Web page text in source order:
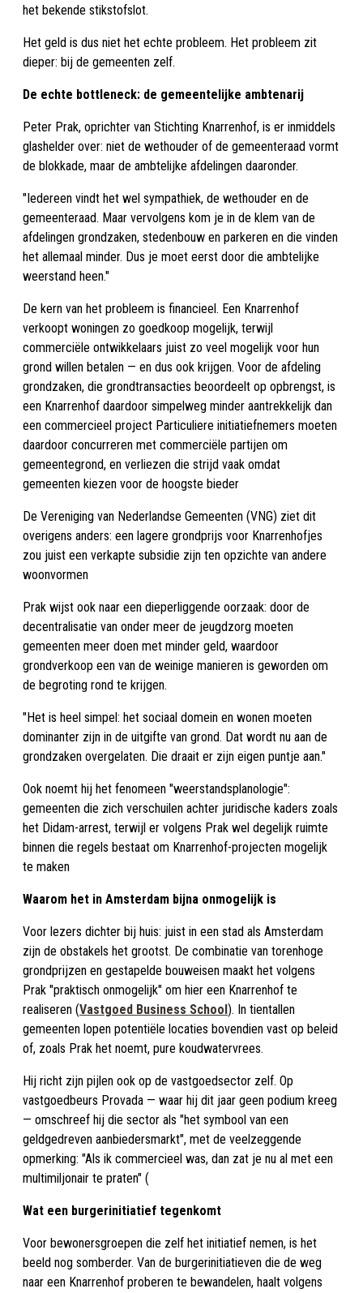
het bekende stikstofslot.
Het geld is dus niet het echte probleem. Het probleem zit
dieper: bij de gemeenten zelf.
De echte bottleneck: de gemeentelijke ambtenarij
Peter Prak, oprichter van Stichting Knarrenhof, is er inmiddels
glashelder over: niet de wethouder of de gemeenteraad vormt
de blokkade, maar de ambtelijke afdelingen daaronder.
"Iedereen vindt het wel sympathiek, de wethouder en de
gemeenteraad. Maar vervolgens kom je in de klem van de
afdelingen grondzaken, stedenbouw en parkeren en die vinden
het allemaal minder. Dus je moet eerst door die ambtelijke
weerstand heen."
De kern van het probleem is financieel. Een Knarrenhof
verkoopt woningen zo goedkoop mogelijk, terwijl
commerciële ontwikkelaars juist zo veel mogelijk voor hun
grond willen betalen — en dus ook krijgen. Voor de afdeling
grondzaken, die grondtransacties beoordeelt op opbrengst, is
een Knarrenhof daardoor simpelweg minder aantrekkelijk dan
een commercieel project Particuliere initiatiefnemers moeten
daardoor concurreren met commerciële partijen om
gemeentegrond, en verliezen die strijd vaak omdat
gemeenten kiezen voor de hoogste bieder
De Vereniging van Nederlandse Gemeenten (VNG) ziet dit
overigens anders: een lagere grondprijs voor Knarrenhofjes
zou juist een verkapte subsidie zijn ten opzichte van andere
woonvormen
Prak wijst ook naar een dieperliggende oorzaak: door de
decentralisatie van onder meer de jeugdzorg moeten
gemeenten meer doen met minder geld, waardoor
grondverkoop een van de weinige manieren is geworden om
de begroting rond te krijgen.
"Het is heel simpel: het sociaal domein en wonen moeten
dominanter zijn in de uitgifte van grond. Dat wordt nu aan de
grondzaken overgelaten. Die draait er zijn eigen puntje aan."
Ook noemt hij het fenomeen "weerstandsplanologie":
gemeenten die zich verschuilen achter juridische kaders zoals
het Didam-arrest, terwijl er volgens Prak wel degelijk ruimte
binnen die regels bestaat om Knarrenhof-projecten mogelijk
te maken
Waarom het in Amsterdam bijna onmogelijk is
Voor lezers dichter bij huis: juist in een stad als Amsterdam
zijn de obstakels het grootst. De combinatie van torenhoge
grondprijzen en gestapelde bouweisen maakt het volgens
Prak "praktisch onmogelijk" om hier een Knarrenhof te
realiseren (Vastgoed Business School ). In tientallen
gemeenten lopen potentiële locaties bovendien vast op beleid
of, zoals Prak het noemt, pure koudwatervrees.
Hij richt zijn pijlen ook op de vastgoedsector zelf. Op
vastgoedbeurs Provada — waar hij dit jaar geen podium kreeg
— omschreef hij die sector als "het symbool van een
geldgedreven aanbiedersmarkt", met de veelzeggende
opmerking: "Als ik commercieel was, dan zat je nu al met een
multimiljonair te praten" (
Wat een burgerinitiatief tegenkomt
Voor bewonersgroepen die zelf het initiatief nemen, is het
beeld nog somberder. Van de burgerinitiatieven die de weg
naar een Knarrenhof proberen te bewandelen, haalt volgens